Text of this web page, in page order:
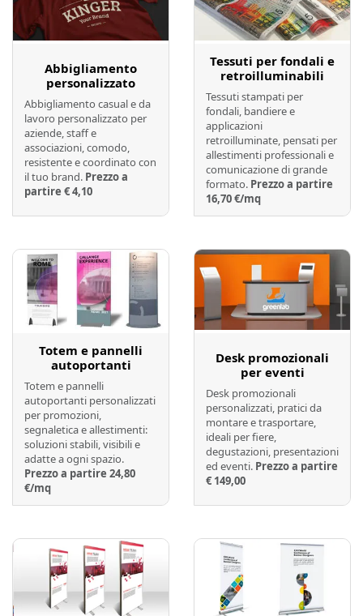
Abbigliamento
personalizzato
Abbigliamento casual e da
lavoro personalizzato per
aziende, staff e
associazioni, comodo,
resistente e coordinato con
il tuo brand. Prezzo a
partire € 4,10
Tessuti per fondali e
retroilluminabili
Tessuti stampati per
fondali, bandiere e
applicazioni
retroilluminate, pensati per
allestimenti professionali e
comunicazione di grande
formato. Prezzo a partire
16,70 €/mq
Totem e pannelli
autoportanti
Totem e pannelli
autoportanti personalizzati
per promozioni,
segnaletica e allestimenti:
soluzioni stabili, visibili e
adatte a ogni spazio.
Prezzo a partire 24,80
€/mq
Desk promozionali
per eventi
Desk promozionali
personalizzati, pratici da
montare e trasportare,
ideali per fiere,
degustazioni, presentazioni
ed eventi. Prezzo a partire
€ 149,00